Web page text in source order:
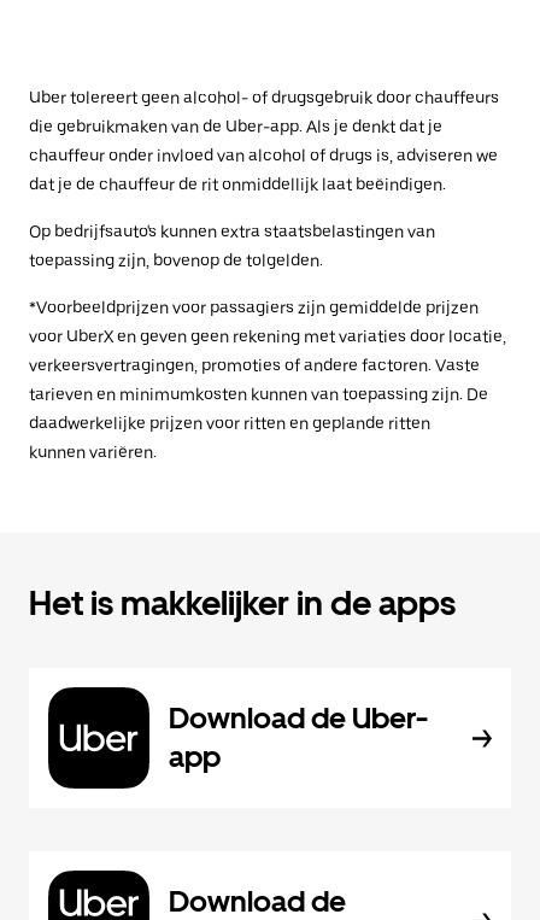
Uber tolereert geen alcohol- of drugsgebruik door chauffeurs
die gebruikmaken van de Uber-app. Als je denkt dat je
chauffeur onder invloed van alcohol of drugs is, adviseren we
dat je de chauffeur de rit onmiddellijk laat beëindigen.
Op bedrijfsauto's kunnen extra staatsbelastingen van
toepassing zijn, bovenop de tolgelden.
*Voorbeeldprijzen voor passagiers zijn gemiddelde prijzen
voor UberX en geven geen rekening met variaties door locatie,
verkeersvertragingen, promoties of andere factoren. Vaste
tarieven en minimumkosten kunnen van toepassing zijn. De
daadwerkelijke prijzen voor ritten en geplande ritten
kunnen variëren.
Het is makkelijker in de apps
Download de Uber-
app
Download de